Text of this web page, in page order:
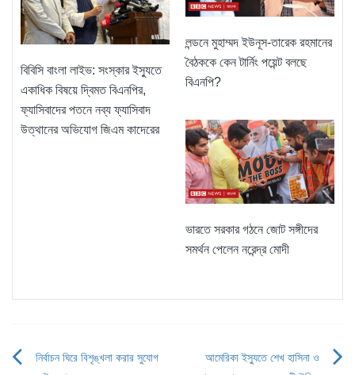
বিবিসি বাংলা লাইভ: সংস্কার ইস্যুতে
একাধিক বিষয়ে দ্বিমত বিএনপির,
ফ্যাসিবাদের পতনে নব্য ফ্যাসিবাদ
উত্থানের অভিযোগ জিএম কাদেরের
লন্ডনে মুহাম্মদ ইউনূস-তারেক রহমানের
বৈঠককে কেন টার্নিং পয়েন্ট বলছে
বিএনপি?
ভারতে সরকার গঠনে জোট সঙ্গীদের
সমর্থন পেলেন নরেন্দ্র মোদী
নির্বাচন ঘিরে বিশৃঙ্খলা করার সুযোগ
আমেরিকা ইস্যুতে শেখ হাসিনা ও